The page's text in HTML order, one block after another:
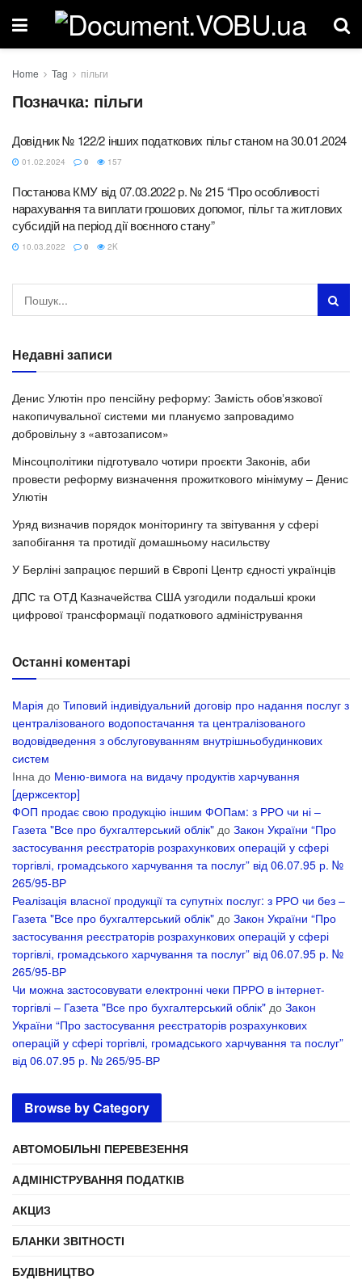
Home Tag пільги
Позначка: пільги
Довідник № 122/2 інших податкових пільг станом на 30.01.2024
01.02.2024 0 157
Постанова КМУ від 07.03.2022 р. № 215 “Про особливості
нарахування та виплати грошових допомог, пільг та житлових
субсидій на період дії воєнного стану”
10.03.2022 0 2K
Недавні записи
Денис Улютін про пенсійну реформу: Замість обовʼязкової
накопичувальної системи ми плануємо запровадимо
добровільну з «автозаписом»
Мінсоцполітики підготувало чотири проєкти Законів, аби
провести реформу визначення прожиткового мінімуму – Денис
Улютін
Уряд визначив порядок моніторингу та звітування у сфері
запобігання та протидії домашньому насильству
У Берліні запрацює перший в Європі Центр єдності українців
ДПС та ОТД Казначейства США узгодили подальші кроки
цифрової трансформації податкового адміністрування
Останні коментарі
Марія до Типовий індивідуальний договір про надання послуг з
централізованого водопостачання та централізованого
водовідведення з обслуговуванням внутрішньобудинкових
систем
Інна до Меню-вимога на видачу продуктів харчування
[держсектор]
ФОП продає свою продукцію іншим ФОПам: з РРО чи ні –
Газета "Все про бухгалтерський облік" до Закон України “Про
застосування реєстраторів розрахункових операцій у сфері
торгівлі, громадського харчування та послуг” від 06.07.95 р. №
265/95-ВР
Реалізація власної продукції та супутніх послуг: з РРО чи без –
Газета "Все про бухгалтерський облік" до Закон України “Про
застосування реєстраторів розрахункових операцій у сфері
торгівлі, громадського харчування та послуг” від 06.07.95 р. №
265/95-ВР
Чи можна застосовувати електронні чеки ПРРО в інтернет-
торгівлі – Газета "Все про бухгалтерський облік" до Закон
України “Про застосування реєстраторів розрахункових
операцій у сфері торгівлі, громадського харчування та послуг”
від 06.07.95 р. № 265/95-ВР
Browse by Category
АВТОМОБІЛЬНІ ПЕРЕВЕЗЕННЯ
АДМІНІСТРУВАННЯ ПОДАТКІВ
АКЦИЗ
БЛАНКИ ЗВІТНОСТІ
БУДІВНИЦТВО